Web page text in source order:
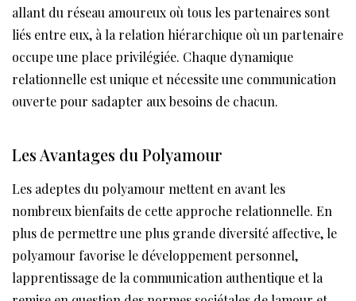
allant du réseau amoureux où tous les partenaires sont
liés entre eux, à la relation hiérarchique où un partenaire
occupe une place privilégiée. Chaque dynamique
relationnelle est unique et nécessite une communication
ouverte pour sadapter aux besoins de chacun.
Les Avantages du Polyamour
Les adeptes du polyamour mettent en avant les
nombreux bienfaits de cette approche relationnelle. En
plus de permettre une plus grande diversité affective, le
polyamour favorise le développement personnel,
lapprentissage de la communication authentique et la